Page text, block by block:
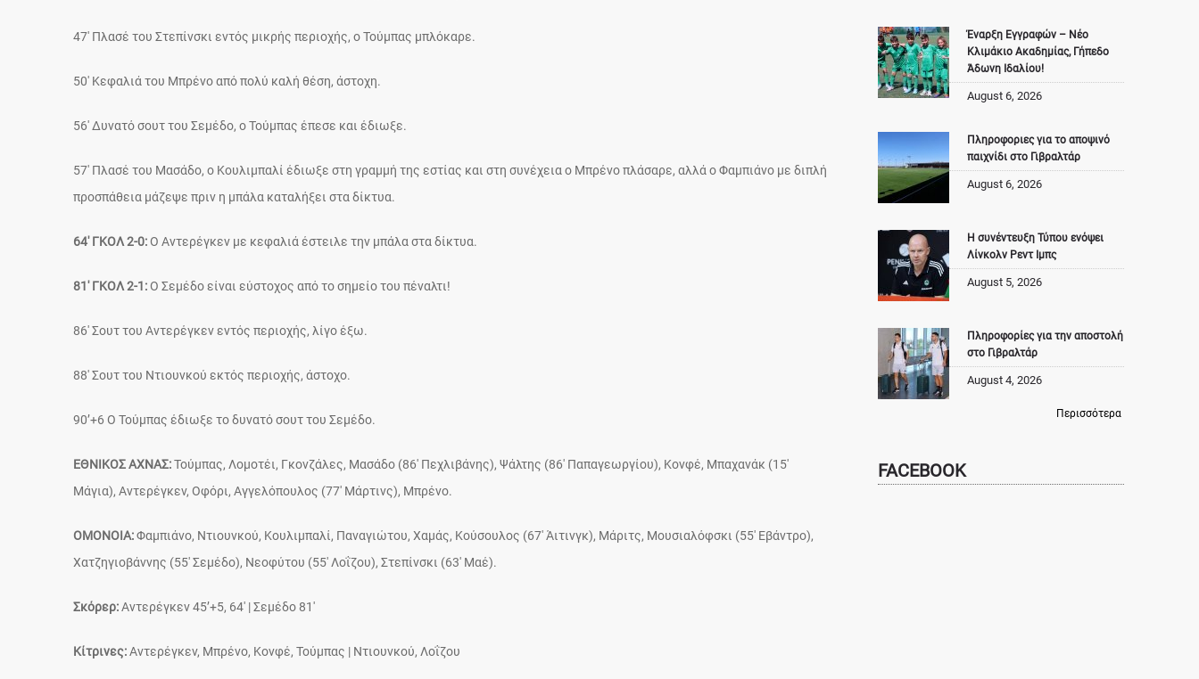
47′ Πλασέ του Στεπίνσκι εντός μικρής περιοχής, ο Τούμπας μπλόκαρε.
50′ Κεφαλιά του Μπρένο από πολύ καλή θέση, άστοχη.
56′ Δυνατό σουτ του Σεμέδο, ο Τούμπας έπεσε και έδιωξε.
57′ Πλασέ του Μασάδο, ο Κουλιμπαλί έδιωξε στη γραμμή της εστίας και στη συνέχεια ο Μπρένο πλάσαρε, αλλά ο Φαμπιάνο με διπλή
προσπάθεια μάζεψε πριν η μπάλα καταλήξει στα δίκτυα.
64′ ΓΚΟΛ 2-0:Ο Αντερέγκεν με κεφαλιά έστειλε την μπάλα στα δίκτυα.
81′ ΓΚΟΛ 2-1:Ο Σεμέδο είναι εύστοχος από το σημείο του πέναλτι!
86′ Σουτ του Αντερέγκεν εντός περιοχής, λίγο έξω.
88′ Σουτ του Ντιουνκού εκτός περιοχής, άστοχο.
90’+6 Ο Τούμπας έδιωξε το δυνατό σουτ του Σεμέδο.
ΕΘΝΙΚΟΣ ΑΧΝΑΣ:Τούμπας, Λομοτέι, Γκονζάλες, Μασάδο (86′ Πεχλιβάνης), Ψάλτης (86′ Παπαγεωργίου), Κονφέ, Μπαχανάκ (15′
Μάγια), Αντερέγκεν, Οφόρι, Αγγελόπουλος (77′ Μάρτινς), Μπρένο.
ΟΜΟΝΟΙΑ:Φαμπιάνο, Ντιουνκού, Κουλιμπαλί, Παναγιώτου, Χαμάς, Κούσουλος (67′ Άιτινγκ), Μάριτς, Μουσιαλόφσκι (55′ Εβάντρο),
Χατζηγιοβάννης (55′ Σεμέδο), Νεοφύτου (55′ Λοΐζου), Στεπίνσκι (63′ Μαέ).
Σκόρερ:Αντερέγκεν 45’+5, 64′ | Σεμέδο 81′
Κίτρινες:Αντερέγκεν, Μπρένο, Κονφέ, Τούμπας | Ντιουνκού, Λοΐζου
Έναρξη Εγγραφών – Νέο
Κλιμάκιο Ακαδημίας, Γήπεδο
Άδωνη Ιδαλίου!
August 6, 2026
Πληροφοριες για το αποψινό
παιχνίδι στο Γιβραλτάρ
August 6, 2026
Η συνέντευξη Τύπου ενόψει
Λίνκολν Ρεντ Ιμπς
August 5, 2026
Πληροφορίες για την αποστολή
στο Γιβραλτάρ
August 4, 2026
Περισσότερα
FACEBOOK